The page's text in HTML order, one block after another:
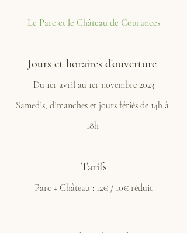
Le Parc et le Château de Courances
Jours et horaires d'ouverture
Du 1er avril au 1er novembre 2023
Samedis, dimanches et jours fériés de 14h à
18h
Tarifs
Parc + Château : 12€ / 10€ réduit